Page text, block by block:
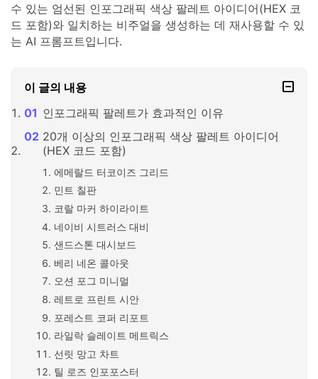
수 있는 엄선된 인포그래픽 색상 팔레트 아이디어(HEX 코
드 포함)와 일치하는 비주얼을 생성하는 데 재사용할 수 있
는 AI 프롬프트입니다.
이 글의 내용
인포그래픽 팔레트가 효과적인 이유
20개 이상의 인포그래픽 색상 팔레트 아이디어
(HEX 코드 포함)
에메랄드 터코이즈 그리드
민트 칠판
코랄 마커 하이라이트
네이비 시트러스 대비
샌드스톤 대시보드
베리 네온 콜아웃
오션 포그 미니멀
레트로 프린트 시안
포레스트 코퍼 리포트
라일락 슬레이트 메트릭스
선릿 망고 차트
틸 로즈 인포포스터